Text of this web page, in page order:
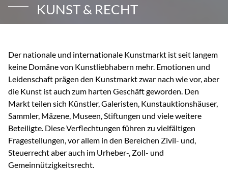
KUNST & RECHT
Der nationale und internationale Kunstmarkt ist seit langem
keine Domäne von Kunstliebhabern mehr. Emotionen und
Leidenschaft prägen den Kunstmarkt zwar nach wie vor, aber
die Kunst ist auch zum harten Geschäft geworden. Den
Markt teilen sich Künstler, Galeristen, Kunstauktionshäuser,
Sammler, Mäzene, Museen, Stiftungen und viele weitere
Beteiligte. Diese Verflechtungen führen zu vielfältigen
Fragestellungen, vor allem in den Bereichen Zivil- und,
Steuerrecht aber auch im Urheber-, Zoll- und
Gemeinnützigkeitsrecht.